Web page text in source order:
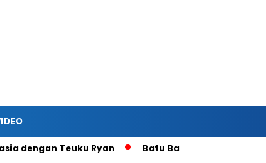
dengan Teuku Ryan Batu Bara Masih